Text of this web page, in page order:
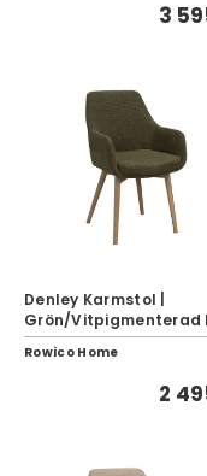
3
Denley Karmstol |
Grön/Vitpigmenterad
Rowico Home
2